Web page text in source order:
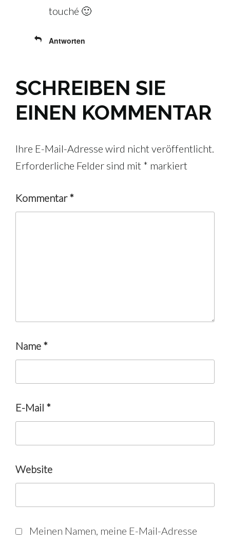
touché 🙂
Antworten
SCHREIBEN SIE
EINEN KOMMENTAR
Ihre E-Mail-Adresse wird nicht veröffentlicht.
Erforderliche Felder sind mit * markiert
Kommentar*
Name *
E-Mail *
Website
Meinen Namen, meine E-Mail-Adresse